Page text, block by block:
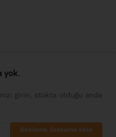
yok.
girin, stokta olduğu anda
Bekleme listesine ekle